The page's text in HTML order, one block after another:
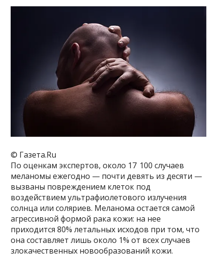
© Газета.Ru
По оценкам экспертов, около 17 100 случаев
меланомы ежегодно — почти девять из десяти —
вызваны повреждением клеток под
воздействием ультрафиолетового излучения
солнца или соляриев. Меланома остается самой
агрессивной формой рака кожи: на нее
приходится 80% летальных исходов при том, что
она составляет лишь около 1% от всех случаев
злокачественных новообразований кожи.